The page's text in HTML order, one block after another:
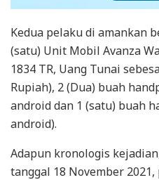
Kedua pelaku di amankan
(satu) Unit Mobil Avanza
1834 TR, Uang Tunai
Rupiah), 2 (Dua) buah
android dan 1 (satu) buah
android).
Adapun kronologis
tanggal 18 November